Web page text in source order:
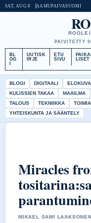
SAT, AUG 8 AAMUPAIVASUOMI
PAIVITETTY
BL
OG
UUTISK
IRJE
ETU
SIVU
LISET
BLOGI DIGITAALI
KULISSIEN TAKAA
MAAILMA
TALOUS
TEKNIIKKA
YHTEISKUNTA JA SÄÄNTELY
Miracles
MIKAEL SAMI